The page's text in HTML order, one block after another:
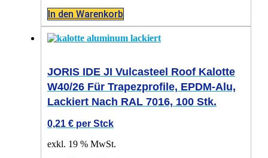
In den Warenkorb
JORIS IDE JI Vulcasteel Roof Kalotte
W40/26 Für Trapezprofile, EPDM-Alu,
Lackiert Nach RAL 7016, 100 Stk.
0,21 € per Stck
exkl. 19 % MwSt.